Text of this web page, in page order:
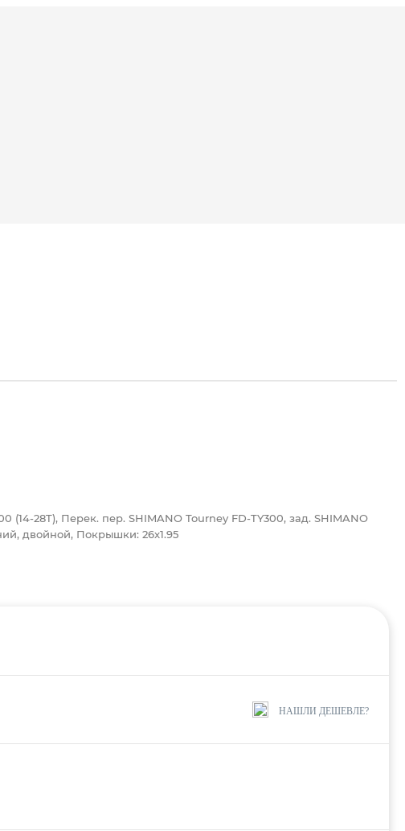
(14-28T), Перек. пер. SHIMANO Tourney FD-TY300, зад. SHIMANO
двойной, Покрышки: 26x1.95
НАШЛИ ДЕШЕВЛЕ?